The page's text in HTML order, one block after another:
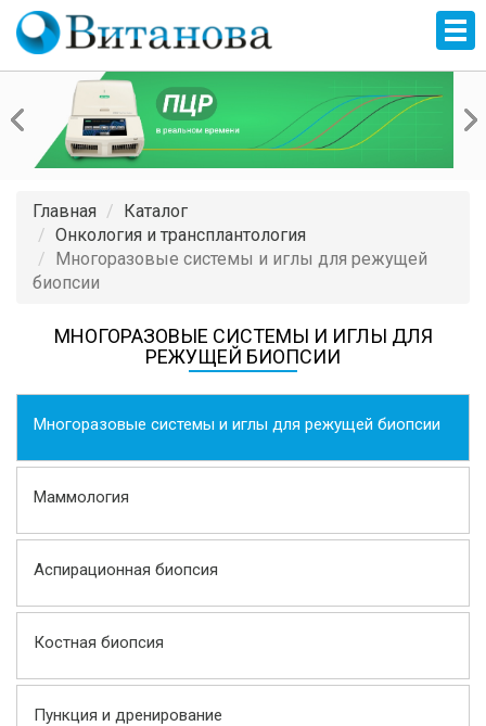
Главная
Каталог
Онкология и трансплантология
Многоразовые системы и иглы для режущей
биопсии
МНОГОРАЗОВЫЕ СИСТЕМЫ И ИГЛЫ ДЛЯ
РЕЖУЩЕЙ БИОПСИИ
Многоразовые системы и иглы для режущей биопсии
Маммология
Аспирационная биопсия
Костная биопсия
Пункция и дренирование